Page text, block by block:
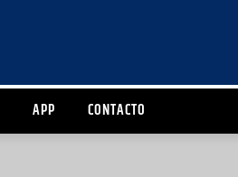
APP CONTACTO